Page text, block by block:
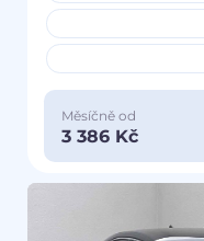
Měsíčně od
3 386 Kč